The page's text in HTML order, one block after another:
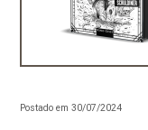
Postado em 30/07/2024